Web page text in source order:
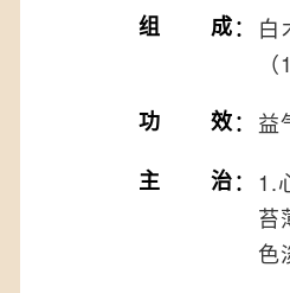
组成：
功效： 益
主治： 1.
苔
色